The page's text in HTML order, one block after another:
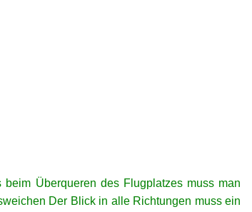
Überqueren des Flugplatzes muss man
Der Blick in alle Richtungen muss ein